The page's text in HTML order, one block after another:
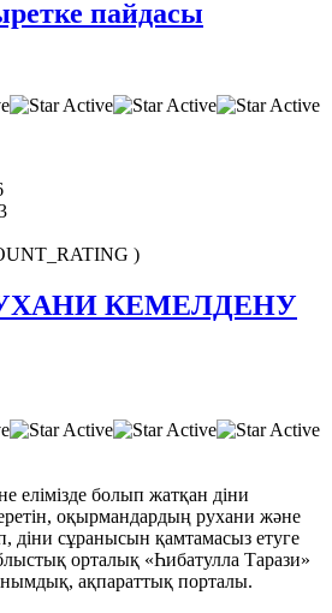
пайдасы
)
КЕМЕЛДЕНУ
елімізде болып жатқан діни
оқырмандардың рухани және
діни сұранысын қамтамасыз етуге
орталық «Һибатулла Тарази»
ақпараттық порталы.